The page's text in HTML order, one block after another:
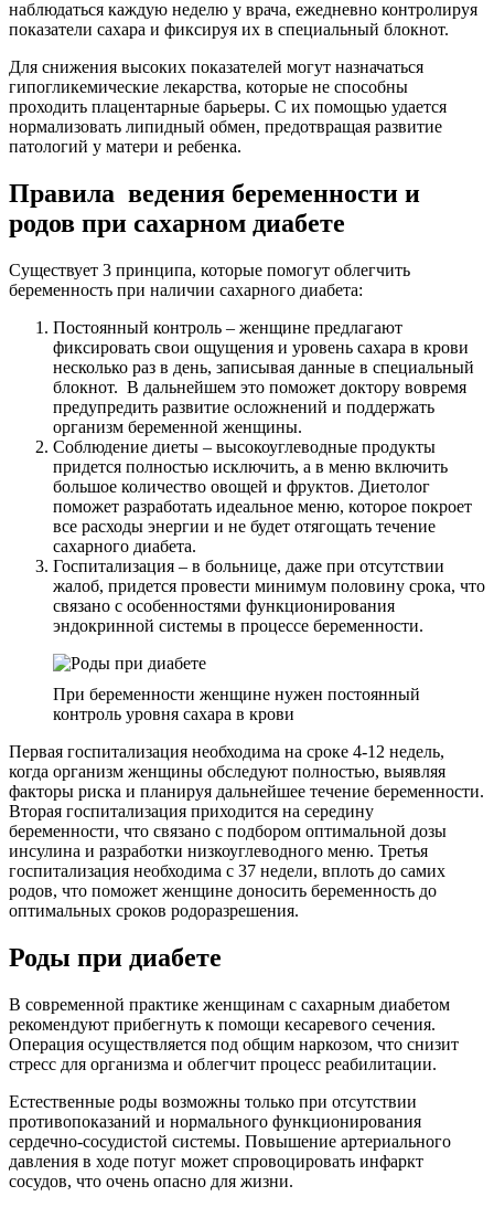
наблюдаться каждую неделю у врача, ежедневно контролируя
показатели сахара и фиксируя их в специальный блокнот.
Для снижения высоких показателей могут назначаться
гипогликемические лекарства, которые не способны
проходить плацентарные барьеры. С их помощью удается
нормализовать липидный обмен, предотвращая развитие
патологий у матери и ребенка.
Правила ведения беременности и
родов при сахарном диабете
Существует 3 принципа, которые помогут облегчить
беременность при наличии сахарного диабета:
Постоянный контроль – женщине предлагают
фиксировать свои ощущения и уровень сахара в крови
несколько раз в день, записывая данные в специальный
блокнот. В дальнейшем это поможет доктору вовремя
предупредить развитие осложнений и поддержать
организм беременной женщины.
Соблюдение диеты – высокоуглеводные продукты
придется полностью исключить, а в меню включить
большое количество овощей и фруктов. Диетолог
поможет разработать идеальное меню, которое покроет
все расходы энергии и не будет отягощать течение
сахарного диабета.
Госпитализация – в больнице, даже при отсутствии
жалоб, придется провести минимум половину срока, что
связано с особенностями функционирования
эндокринной системы в процессе беременности.
При беременности женщине нужен постоянный
контроль уровня сахара в крови
Первая госпитализация необходима на сроке 4-12 недель,
когда организм женщины обследуют полностью, выявляя
факторы риска и планируя дальнейшее течение беременности.
Вторая госпитализация приходится на середину
беременности, что связано с подбором оптимальной дозы
инсулина и разработки низкоуглеводного меню. Третья
госпитализация необходима с 37 недели, вплоть до самих
родов, что поможет женщине доносить беременность до
оптимальных сроков родоразрешения.
Роды при диабете
В современной практике женщинам с сахарным диабетом
рекомендуют прибегнуть к помощи кесаревого сечения.
Операция осуществляется под общим наркозом, что снизит
стресс для организма и облегчит процесс реабилитации.
Естественные роды возможны только при отсутствии
противопоказаний и нормального функционирования
сердечно-сосудистой системы. Повышение артериального
давления в ходе потуг может спровоцировать инфаркт
сосудов, что очень опасно для жизни.